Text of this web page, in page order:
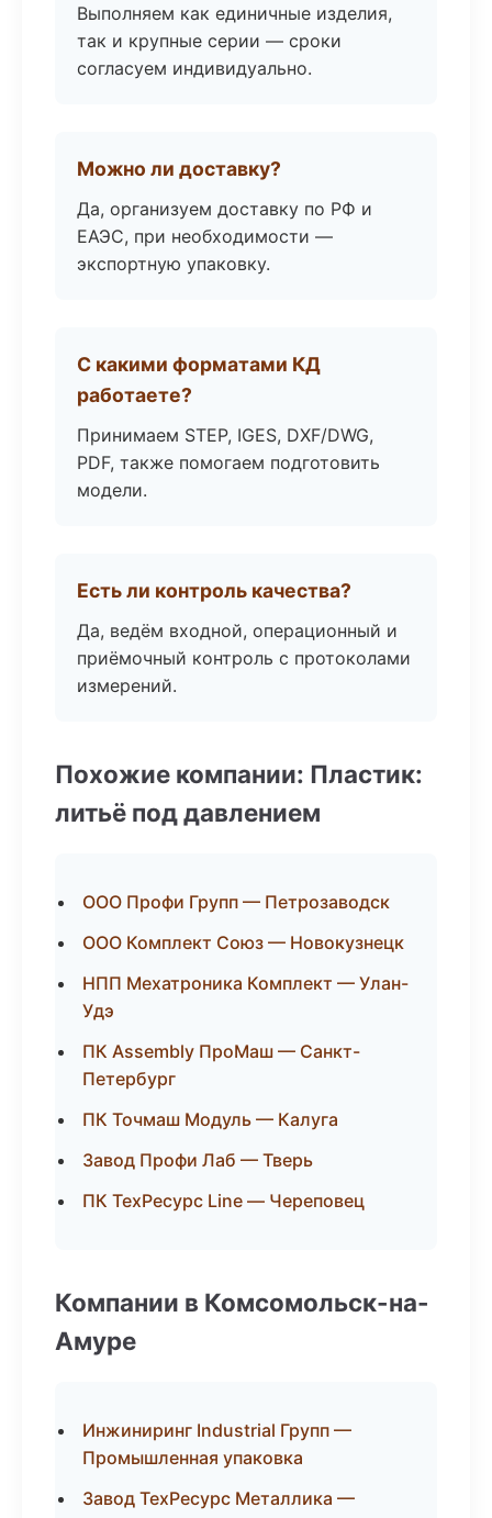
Выполняем как единичные изделия,
так и крупные серии — сроки
согласуем индивидуально.
Можно ли доставку?
Да, организуем доставку по РФ и
ЕАЭС, при необходимости —
экспортную упаковку.
С какими форматами КД
работаете?
Принимаем STEP, IGES, DXF/DWG,
PDF, также помогаем подготовить
модели.
Есть ли контроль качества?
Да, ведём входной, операционный и
приёмочный контроль с протоколами
измерений.
Похожие компании: Пластик:
литьё под давлением
ООО Профи Групп — Петрозаводск
ООО Комплект Союз — Новокузнецк
НПП Мехатроника Комплект — Улан-
Удэ
ПК Assembly ПроМаш — Санкт-
Петербург
ПК Точмаш Модуль — Калуга
Завод Профи Лаб — Тверь
ПК ТехРесурс Line — Череповец
Компании в Комсомольск-на-
Амуре
Инжиниринг Industrial Групп —
Промышленная упаковка
Завод ТехРесурс Металлика —